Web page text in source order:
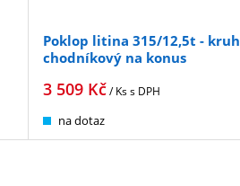
Poklop litina 315/12,5t - kruh
chodníkový na konus
3 509Kč/ Kss DPH
na dotaz